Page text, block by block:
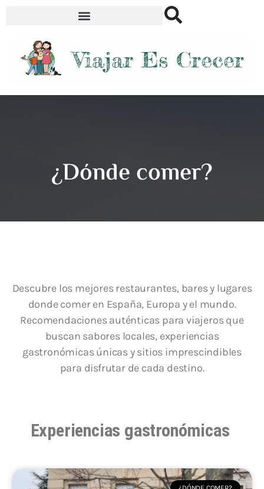
¿Dónde comer?
Descubre los mejores restaurantes, bares y lugares
donde comer en España, Europa y el mundo.
Recomendaciones auténticas para viajeros que
buscan sabores locales, experiencias
gastronómicas únicas y sitios imprescindibles
para disfrutar de cada destino.
Experiencias gastronómicas